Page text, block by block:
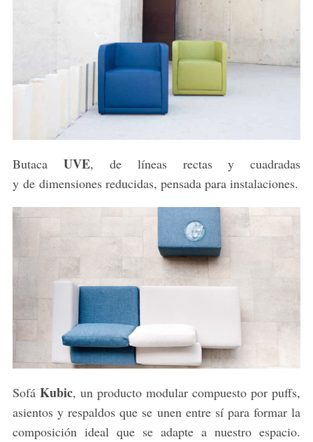
Butaca UVE, de líneas rectas y cuadradas
y de dimensiones reducidas, pensada para instalaciones.
Sofá Kubic, un producto modular compuesto por puffs,
asientos y respaldos que se unen entre sí para formar la
composición ideal que se adapte a nuestro espacio.